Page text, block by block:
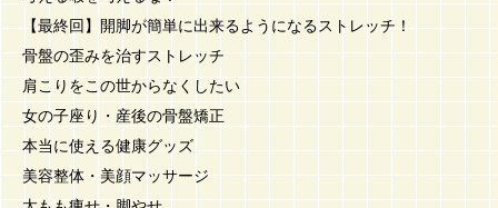
【最終回】開脚が簡単に出来るようになるストレッチ！
骨盤の歪みを治すストレッチ
肩こりをこの世からなくしたい
女の子座り・産後の骨盤矯正
本当に使える健康グッズ
美容整体・美顔マッサージ